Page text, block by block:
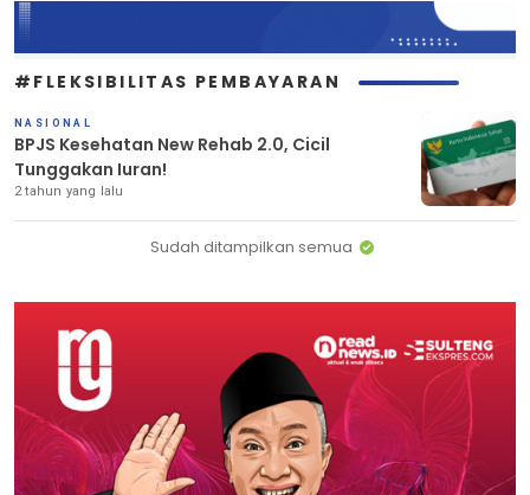
#FLEKSIBILITAS PEMBAYARAN
NASIONAL
BPJS Kesehatan New Rehab 2.0, Cicil
Tunggakan Iuran!
2 tahun yang lalu
Sudah ditampilkan semua